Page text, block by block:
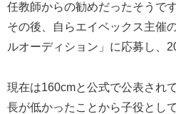
任教師からの勧めだったそうです
その後、自らエイベックス主催
ルオーディション」に応募し、
現在は160cmと公式で公表され
長が低かったことから子役とし